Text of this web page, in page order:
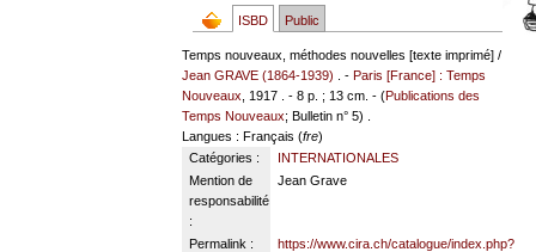
ISBD Public
Temps nouveaux, méthodes nouvelles [texte imprimé] /
Jean GRAVE (1864-1939)
. -Paris [France] : Temps
Nouveaux
, 1917 . - 8 p. ; 13 cm. - (Publications des
Temps Nouveaux; Bulletin n° 5) .
Langues : Français (fre)
Catégories :
INTERNATIONALES
Mention de
responsabilité
:
Jean Grave
Permalink :
https://www.cira.ch/catalogue/index.php?